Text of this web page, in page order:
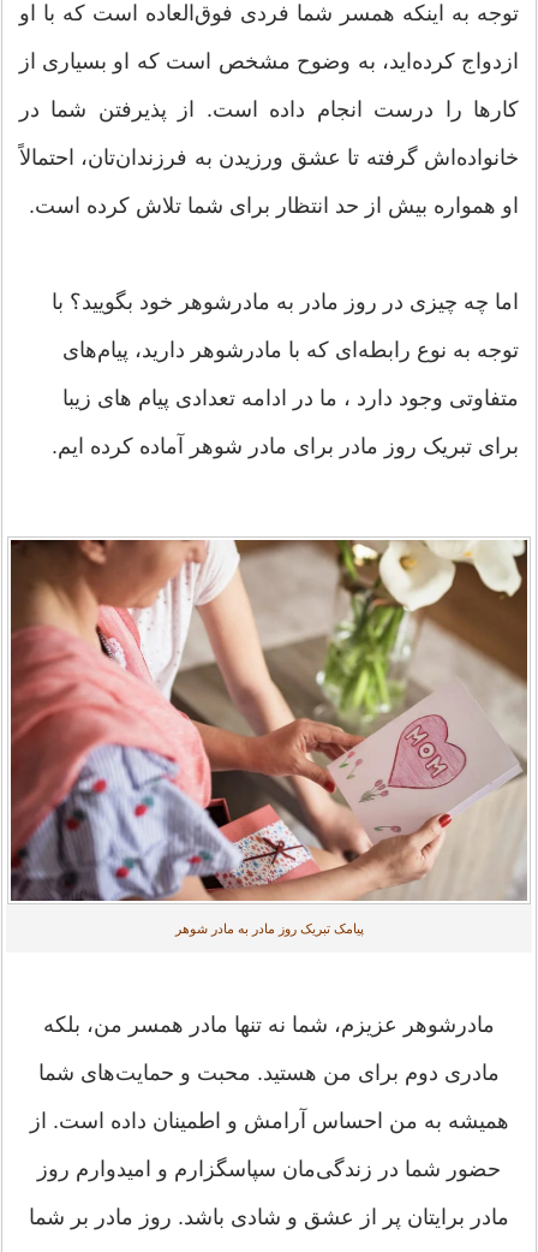
توجه به اینکه همسر شما فردی فوق‌العاده است که با او
ازدواج کرده‌اید، به وضوح مشخص است که او بسیاری از
کارها را درست انجام داده است. از پذیرفتن شما در
خانواده‌اش گرفته تا عشق ورزیدن به فرزندان‌تان، احتمالاً
او همواره بیش از حد انتظار برای شما تلاش کرده است.
اما چه چیزی در روز مادر به مادرشوهر خود بگویید؟ با
توجه به نوع رابطه‌ای که با مادرشوهر دارید، پیام‌های
متفاوتی وجود دارد ، ما در ادامه تعدادی پیام های زیبا
برای تبریک روز مادر برای مادر شوهر آماده کرده ایم.
پیامک تبریک روز مادر به مادر شوهر
مادرشوهر عزیزم، شما نه تنها مادر همسر من، بلکه
مادری دوم برای من هستید. محبت و حمایت‌های شما
همیشه به من احساس آرامش و اطمینان داده است. از
حضور شما در زندگی‌مان سپاسگزارم و امیدوارم روز
مادر برایتان پر از عشق و شادی باشد. روز مادر بر شما